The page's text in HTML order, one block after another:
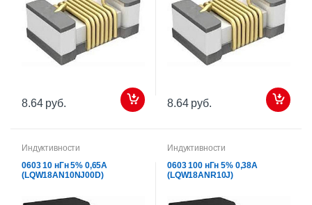
8.64 руб. 8.64 руб.
Индуктивности
0603 10 нГн 5% 0,65А
(LQW18AN10NJ00D)
Индуктивности
0603 100 нГн 5% 0,38А
(LQW18ANR10J)